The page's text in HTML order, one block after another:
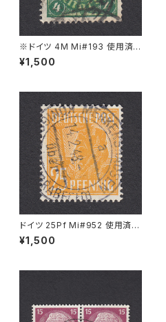
※ドイツ 4M Mi#193 使用済
み切手｜VARREL 30.11.1922
¥1,500
ドイツ 25Pf Mi#952 使用済み
切手｜MERKERSHAUSEN 14.
2.1948
¥1,500